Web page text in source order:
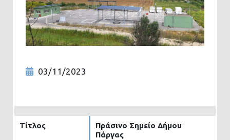
03/11/2023
Τίτλος
Πράσινο Σημείο Δήμου
Πάργας